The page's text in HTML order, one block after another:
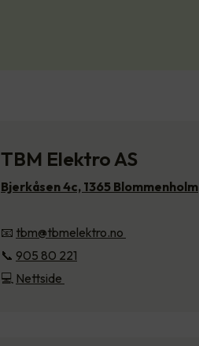
TBM Elektro AS
Bjerkåsen 4c, 1365 Blommenholm
📧 tbm@tbmelektro.no
📞 905 80 221
💻 Nettside